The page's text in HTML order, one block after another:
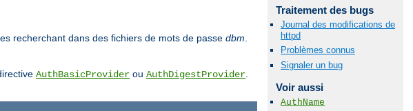
recherchant dans des fichiers de mots de passe dbm.
AuthBasicProvider ou AuthDigestProvider.
Traitement des bugs
Journal des modifications de
httpd
Problèmes connus
Signaler un bug
Voir aussi
AuthName